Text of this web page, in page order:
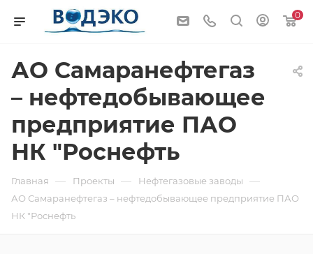
0
АО Самаранефтегаз
– нефтедобывающее
предприятие ПАО
НК "Роснефть
Главная — Проекты — Нефтегазовые заводы —
АО Самаранефтегаз – нефтедобывающее предприятие ПАО
НК "Роснефть